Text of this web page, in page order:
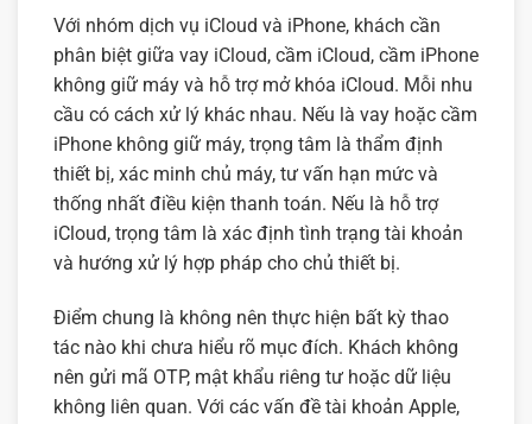
Với nhóm dịch vụ iCloud và iPhone, khách cần
phân biệt giữa vay iCloud, cầm iCloud, cầm iPhone
không giữ máy và hỗ trợ mở khóa iCloud. Mỗi nhu
cầu có cách xử lý khác nhau. Nếu là vay hoặc cầm
iPhone không giữ máy, trọng tâm là thẩm định
thiết bị, xác minh chủ máy, tư vấn hạn mức và
thống nhất điều kiện thanh toán. Nếu là hỗ trợ
iCloud, trọng tâm là xác định tình trạng tài khoản
và hướng xử lý hợp pháp cho chủ thiết bị.
Điểm chung là không nên thực hiện bất kỳ thao
tác nào khi chưa hiểu rõ mục đích. Khách không
nên gửi mã OTP, mật khẩu riêng tư hoặc dữ liệu
không liên quan. Với các vấn đề tài khoản Apple,